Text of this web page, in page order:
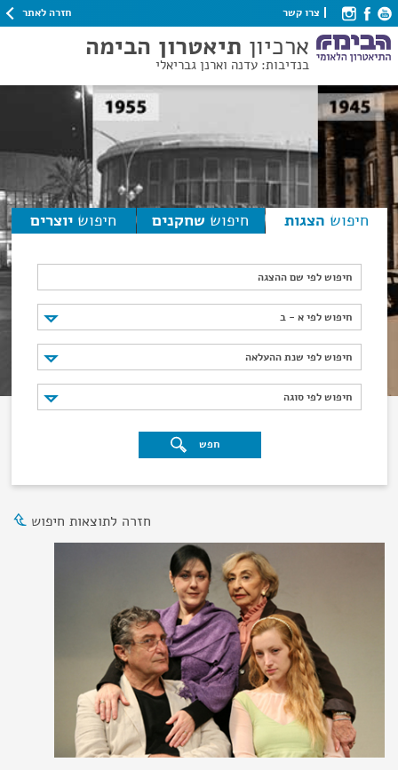
צרו קשר חזרה לאתר
ארכיון תיאטרון הבימה
בנדיבות: עדנה וארנן גבריאלי
חיפוש הצגות חיפוש שחקנים חיפוש יוצרים
חיפוש לפי שם ההצגה
חיפוש לפי א - ב
חיפוש לפי א - ב
חיפוש לפי שנת ההעלאה
חיפוש לפי שנת ההעלאה
חיפוש לפי סוגה
חיפוש לפי סוגה
חפש
חזרה לתוצאות חיפוש